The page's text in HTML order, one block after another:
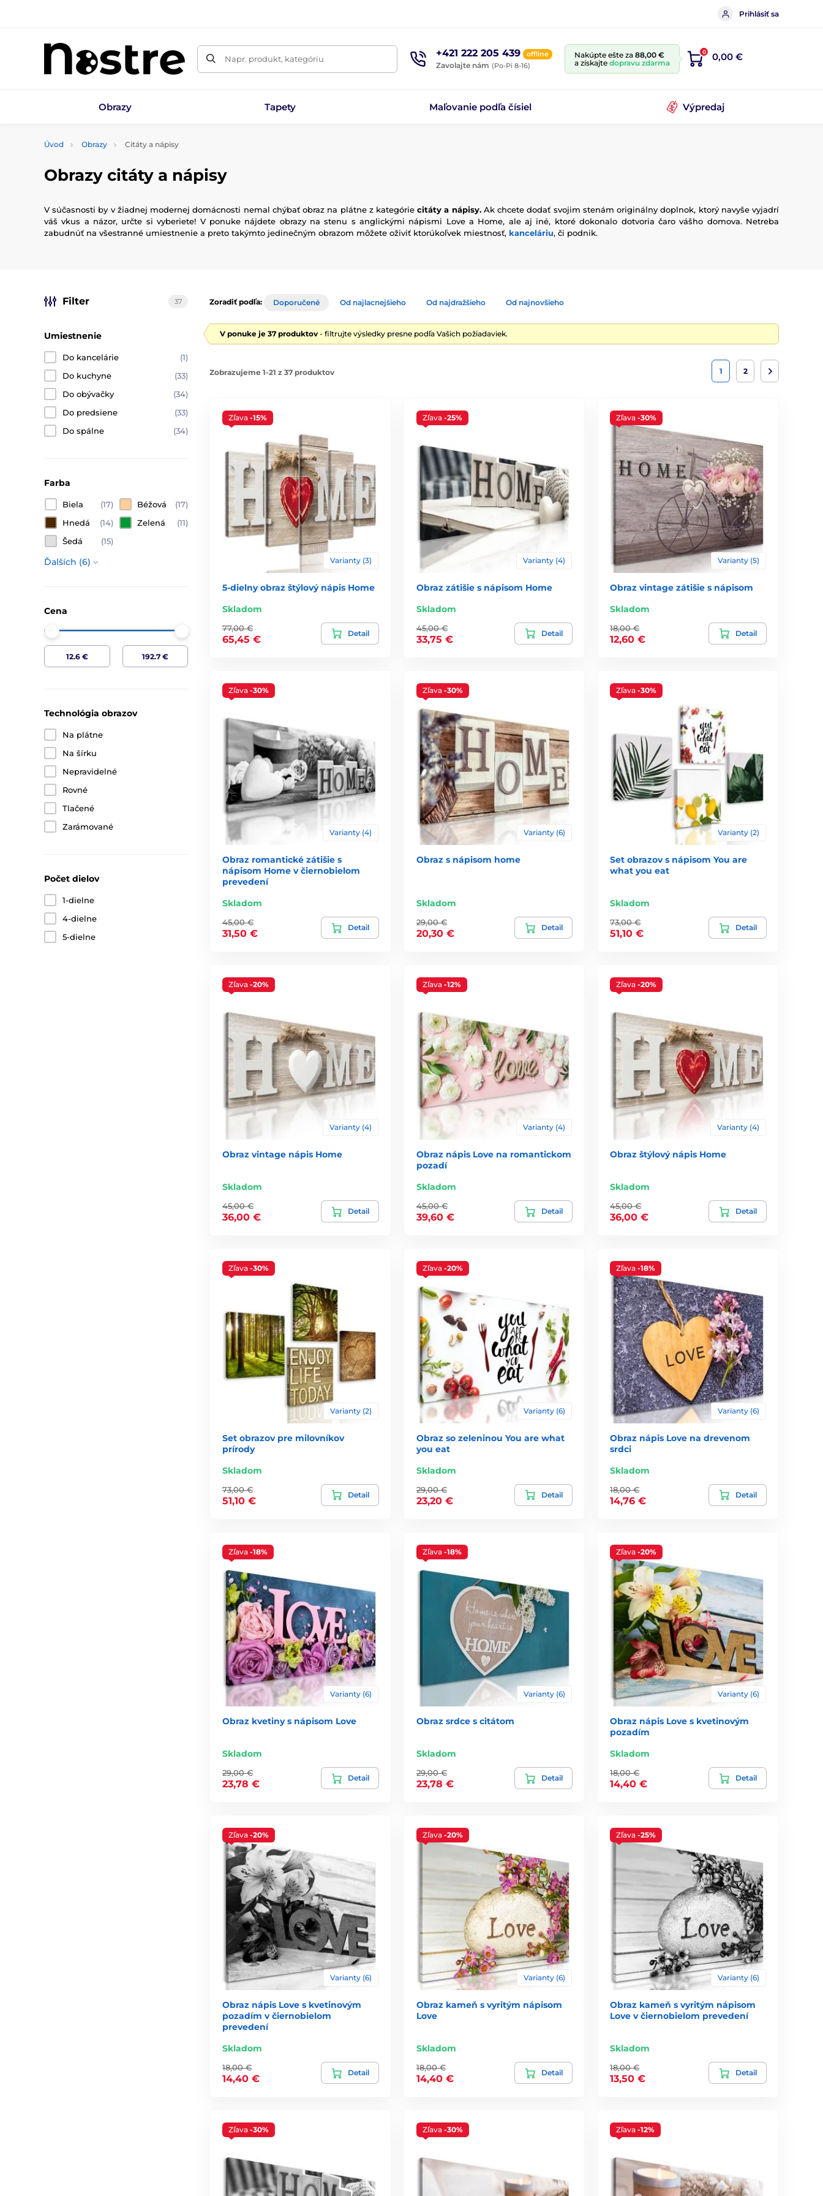
Prihlásiť sa
Napr. produkt, kategóriu +421 222 205 439 offline
Zavolajte nám (Po-Pi 8-16)
Nakúpte ešte za 88,00 €
a získajte dopravu zdarma
0 0,00 €
Obrazy Tapety Maľovanie podľa čísiel Výpredaj
Úvod Obrazy Citáty a nápisy
Obrazy citáty a nápisy
V súčasnosti by v žiadnej modernej domácnosti nemal chýbať obraz na plátne z kategóriecitáty a nápisy.Ak chcete dodať svojim stenám originálny doplnok, ktorý navyše vyjadrí
váš vkus a názor, určte si vyberiete! V ponuke nájdete obrazy na stenu s anglickými nápismi Love a Home, ale aj iné, ktoré dokonalo dotvoria čaro vášho domova. Netreba
zabudnúť na všestranné umiestnenie a preto takýmto jedinečným obrazom môžete oživiť ktorúkoľvek miestnosť, kanceláriu, či podnik.
Filter 37
Umiestnenie
Do kancelárie
(1)
Do kuchyne
(33)
Do obývačky
(34)
Do predsiene
(33)
Do spálne
(34)
Farba
Biela (17) Béžová
(17)
Hnedá
(14) Zelená
(11)
Šedá
(15)
Ďalších (6)
Cena
Technológia obrazov
Na plátne
Na šírku
Nepravidelné
Rovné
Tlačené
Zarámované
Počet dielov
1-dielne
4-dielne
5-dielne
Zoradiť podľa: Doporučené Od najlacnejšieho Od najdražšieho Od najnovšieho
V ponuke je 37 produktov - filtrujte výsledky presne podľa Vašich požiadaviek.
Zobrazujeme 1-21 z 37 produktov 1 2
Zľava -15%
Varianty (3)
5-dielny obraz štýlový nápis Home
Skladom
77,00 €
65,45 €
Detail
Zľava -25%
Varianty (4)
Obraz zátišie s nápisom Home
Skladom
45,00 €
33,75 €
Detail
Zľava-30%
Varianty (5)
Obraz vintage zátišie s nápisom
Skladom
18,00 €
12,60 €
Detail
Zľava -30%
Varianty (4)
Obraz romantické zátišie s
nápisom Home v čiernobielom
prevedení
Skladom
45,00 €
31,50 €
Detail
Zľava -30%
Varianty (6)
Obraz s nápisom home
Skladom
29,00 €
20,30 €
Detail
Zľava-30%
Varianty (2)
Set obrazov s nápisom You are
what you eat
Skladom
73,00 €
51,10 €
Detail
Zľava -20%
Varianty (4)
Obraz vintage nápis Home
Skladom
45,00 €
36,00 €
Detail
Zľava -12%
Varianty (4)
Obraz nápis Love na romantickom
pozadí
Skladom
45,00 €
39,60 €
Detail
Zľava-20%
Varianty (4)
Obraz štýlový nápis Home
Skladom
45,00 €
36,00 €
Detail
Zľava -30%
Varianty (2)
Set obrazov pre milovníkov
prírody
Skladom
73,00 €
51,10 €
Detail
Zľava -20%
Varianty (6)
Obraz so zeleninou You are what
you eat
Skladom
29,00 €
23,20 €
Detail
Zľava-18%
Varianty (6)
Obraz nápis Love na drevenom
srdci
Skladom
18,00 €
14,76 €
Detail
Zľava -18%
Varianty (6)
Obraz kvetiny s nápisom Love
Skladom
29,00 €
23,78 €
Detail
Zľava -18%
Varianty (6)
Obraz srdce s citátom
Skladom
29,00 €
23,78 €
Detail
Zľava-20%
Varianty (6)
Obraz nápis Love s kvetinovým
pozadím
Skladom
18,00 €
14,40 €
Detail
Zľava -20%
Varianty (6)
Obraz nápis Love s kvetinovým
pozadím v čiernobielom
prevedení
Skladom
18,00 €
14,40 €
Detail
Zľava -20%
Varianty (6)
Obraz kameň s vyritým nápisom
Love
Skladom
18,00 €
14,40 €
Detail
Zľava-25%
Varianty (6)
Obraz kameň s vyritým nápisom
Love v čiernobielom prevedení
Skladom
18,00 €
13,50 €
Detail
Zľava -30% Zľava -30% Zľava-12%